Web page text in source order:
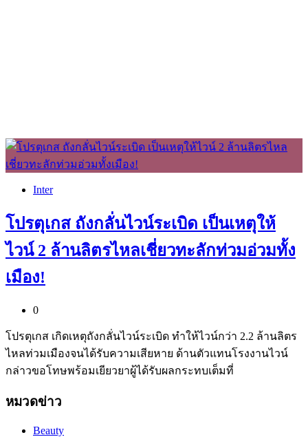
Inter
โปรตุเกส ถังกลั่นไวน์ระเบิด เป็นเหตุให้
ไวน์ 2 ล้านลิตรไหลเชี่ยวทะลักท่วมอ่วมทั้ง
เมือง!
0
โปรตุเกส เกิดเหตุถังกลั่นไวน์ระเบิด ทำให้ไวน์กว่า 2.2 ล้านลิตร
ไหลท่วมเมืองจนได้รับความเสียหาย ด้านตัวแทนโรงงานไวน์
กล่าวขอโทษพร้อมเยียวยาผู้ได้รับผลกระทบเต็มที่
หมวดข่าว
Beauty